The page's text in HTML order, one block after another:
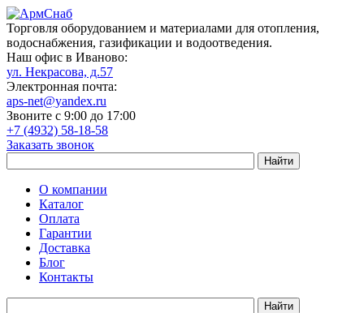
Торговля оборудованием и материалами для отопления,
водоснабжения, газификации и водоотведения.
Наш офис в Иваново:
ул. Некрасова, д.57
Электронная почта:
aps-net@yandex.ru
Звоните с 9:00 до 17:00
+7 (4932) 58-18-58
Заказать звонок
О компании
Каталог
Оплата
Гарантии
Доставка
Блог
Контакты